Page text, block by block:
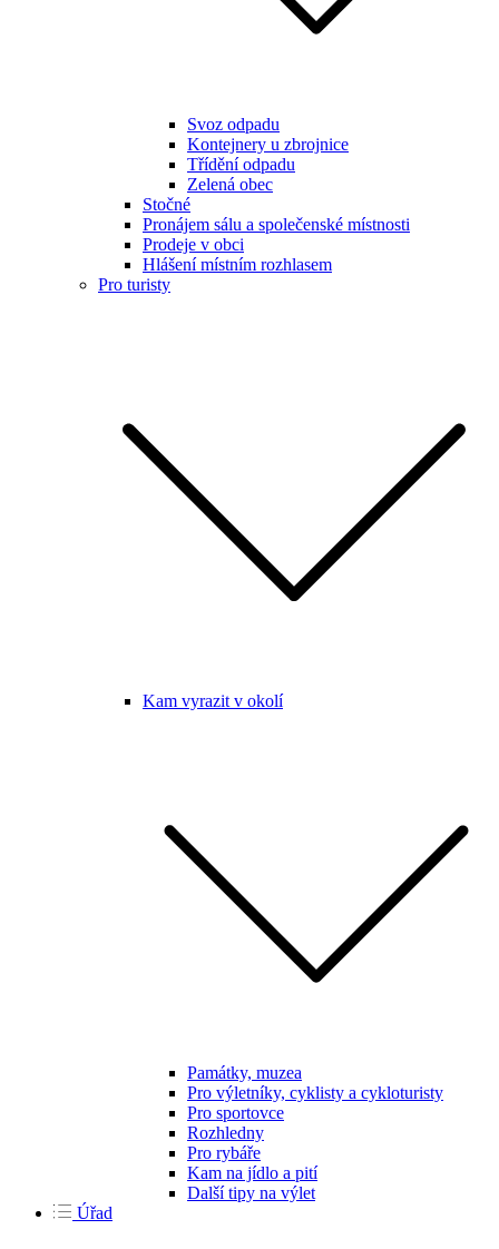
Svoz odpadu
Kontejnery u zbrojnice
Třídění odpadu
Zelená obec
Stočné
Pronájem sálu a společenské místnosti
Prodeje v obci
Hlášení místním rozhlasem
Pro turisty
Kam vyrazit v okolí
Památky, muzea
Pro výletníky, cyklisty a cykloturisty
Pro sportovce
Rozhledny
Pro rybáře
Kam na jídlo a pití
Další tipy na výlet
Úřad